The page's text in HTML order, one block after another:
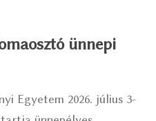
ünnepi
Egyetem 2026. július 3-